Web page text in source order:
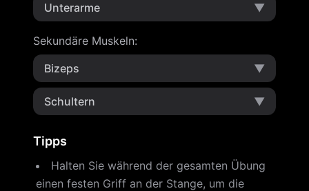
Unterarme
▼
Sekundäre Muskeln:
Bizeps
▼
Schultern ▼
Tipps
Halten Sie während der gesamten Übung
einen festen Griff an der Stange, um die